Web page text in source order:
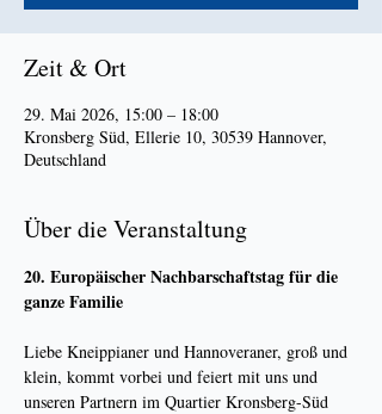
Zeit & Ort
29. Mai 2026, 15:00 – 18:00
Kronsberg Süd, Ellerie 10, 30539 Hannover,
Deutschland
Über die Veranstaltung
20. Europäischer Nachbarschaftstag für die
ganze Familie
Liebe Kneippianer und Hannoveraner, groß und
klein, kommt vorbei und feiert mit uns und
unseren Partnern im Quartier Kronsberg-Süd